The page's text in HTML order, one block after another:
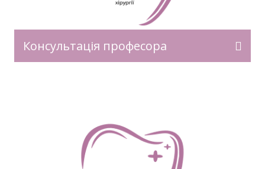
Консультація професора